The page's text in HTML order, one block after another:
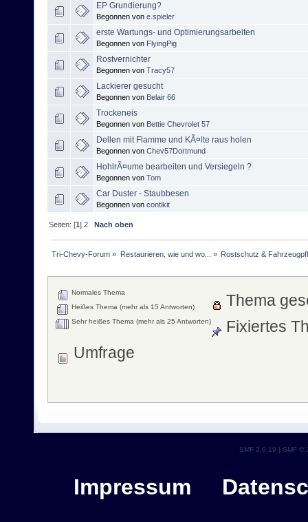
EP Grundierung?
Begonnen von e.spieler
erste Wartungs- und Optimierungsarbeiten
Begonnen von FlyingPig
Rostvernichter
Begonnen von Tracy57
Lackierer gesucht
Begonnen von Belair 66
Trockeneis
Begonnen von Bettie Chevrolet 57
Dellen mit Flamme und KÃ¤lte raus holen
Begonnen von Chev57Dortmund
HohlrÃ¤ume bearbeiten und Versiegeln ?
Begonnen von Tom
Car Duster - Staubbesen
Begonnen von contikit
Seiten: [1]2 Nach oben
Tri-Chevy-Forum » Restaurieren, wie und wo... » Rostschutz &
Normales Thema
Heißes Thema (mehr als 15 Antworten)
Sehr heißes Thema (mehr als 25 Antworten)
Thema
Fixiertes
Umfrage
SMF 2.0.19 | SMF ©
Impressum